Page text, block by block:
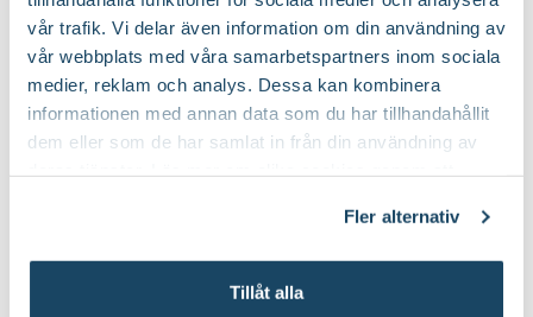
vår trafik. Vi delar även information om din användning av
vår webbplats med våra samarbetspartners inom sociala
medier, reklam och analys. Dessa kan kombinera
informationen med annan data som du har tillhandahållit
dem eller som de har samlat in från din användning av
Fler alternativ
Tillåt alla
Leveranshöjd 20 - 30 cm Hur vi mäter leveranshöjd på växter
Förväntad sluthöjd 120 - 200 cm Höjd på trädgårdsväxter
Läge Sol till halvskugga
Odlingszon 1 - 2 Vad är odlingszon?
Köp till för ett lyckat resultat
2 för 170:-